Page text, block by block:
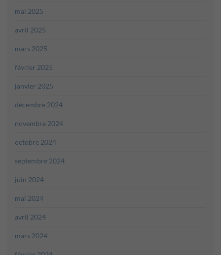
mai 2025
avril 2025
mars 2025
février 2025
janvier 2025
décembre 2024
novembre 2024
octobre 2024
septembre 2024
juin 2024
mai 2024
avril 2024
mars 2024